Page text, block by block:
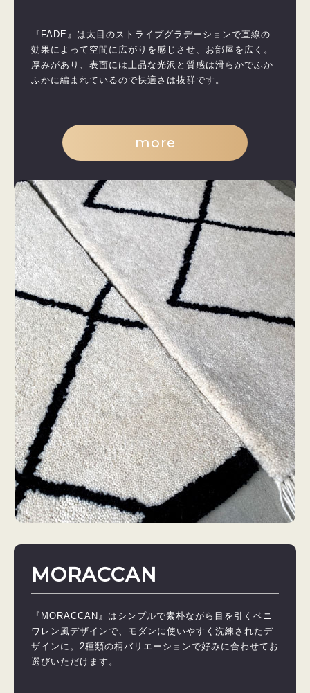
『FADE』は太目のストライプグラデーションで直線の
効果によって空間に広がりを感じさせ、お部屋を広く。
厚みがあり、表面には上品な光沢と質感は滑らかでふか
ふかに編まれているので快適さは抜群です。
more
MORACCAN
『MORACCAN』はシンプルで素朴ながら目を引くベニ
ワレン風デザインで、モダンに使いやすく洗練されたデ
ザインに。2種類の柄バリエーションで好みに合わせてお
選びいただけます。